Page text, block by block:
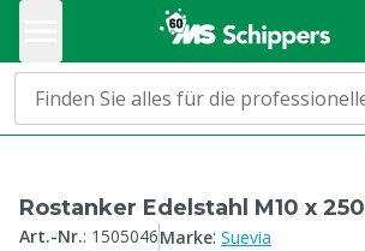
Rostanker Edelstahl M10 x 250
Art.-Nr.: 1505046Marke: Suevia